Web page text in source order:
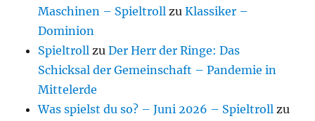
Maschinen – Spieltroll zuKlassiker –
Dominion
Spieltroll zuDer Herr der Ringe: Das
Schicksal der Gemeinschaft – Pandemie in
Mittelerde
Was spielst du so? – Juni 2026 – Spieltroll zu